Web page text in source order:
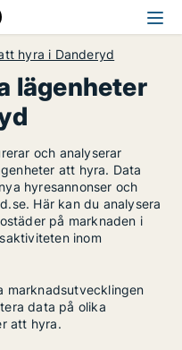
hyra i Danderyd
lägenheter
och analyserar
att hyra. Data
hyresannonser och
Här kan du analysera
på marknaden i
inom
marknadsutvecklingen
data på olika
att hyra.